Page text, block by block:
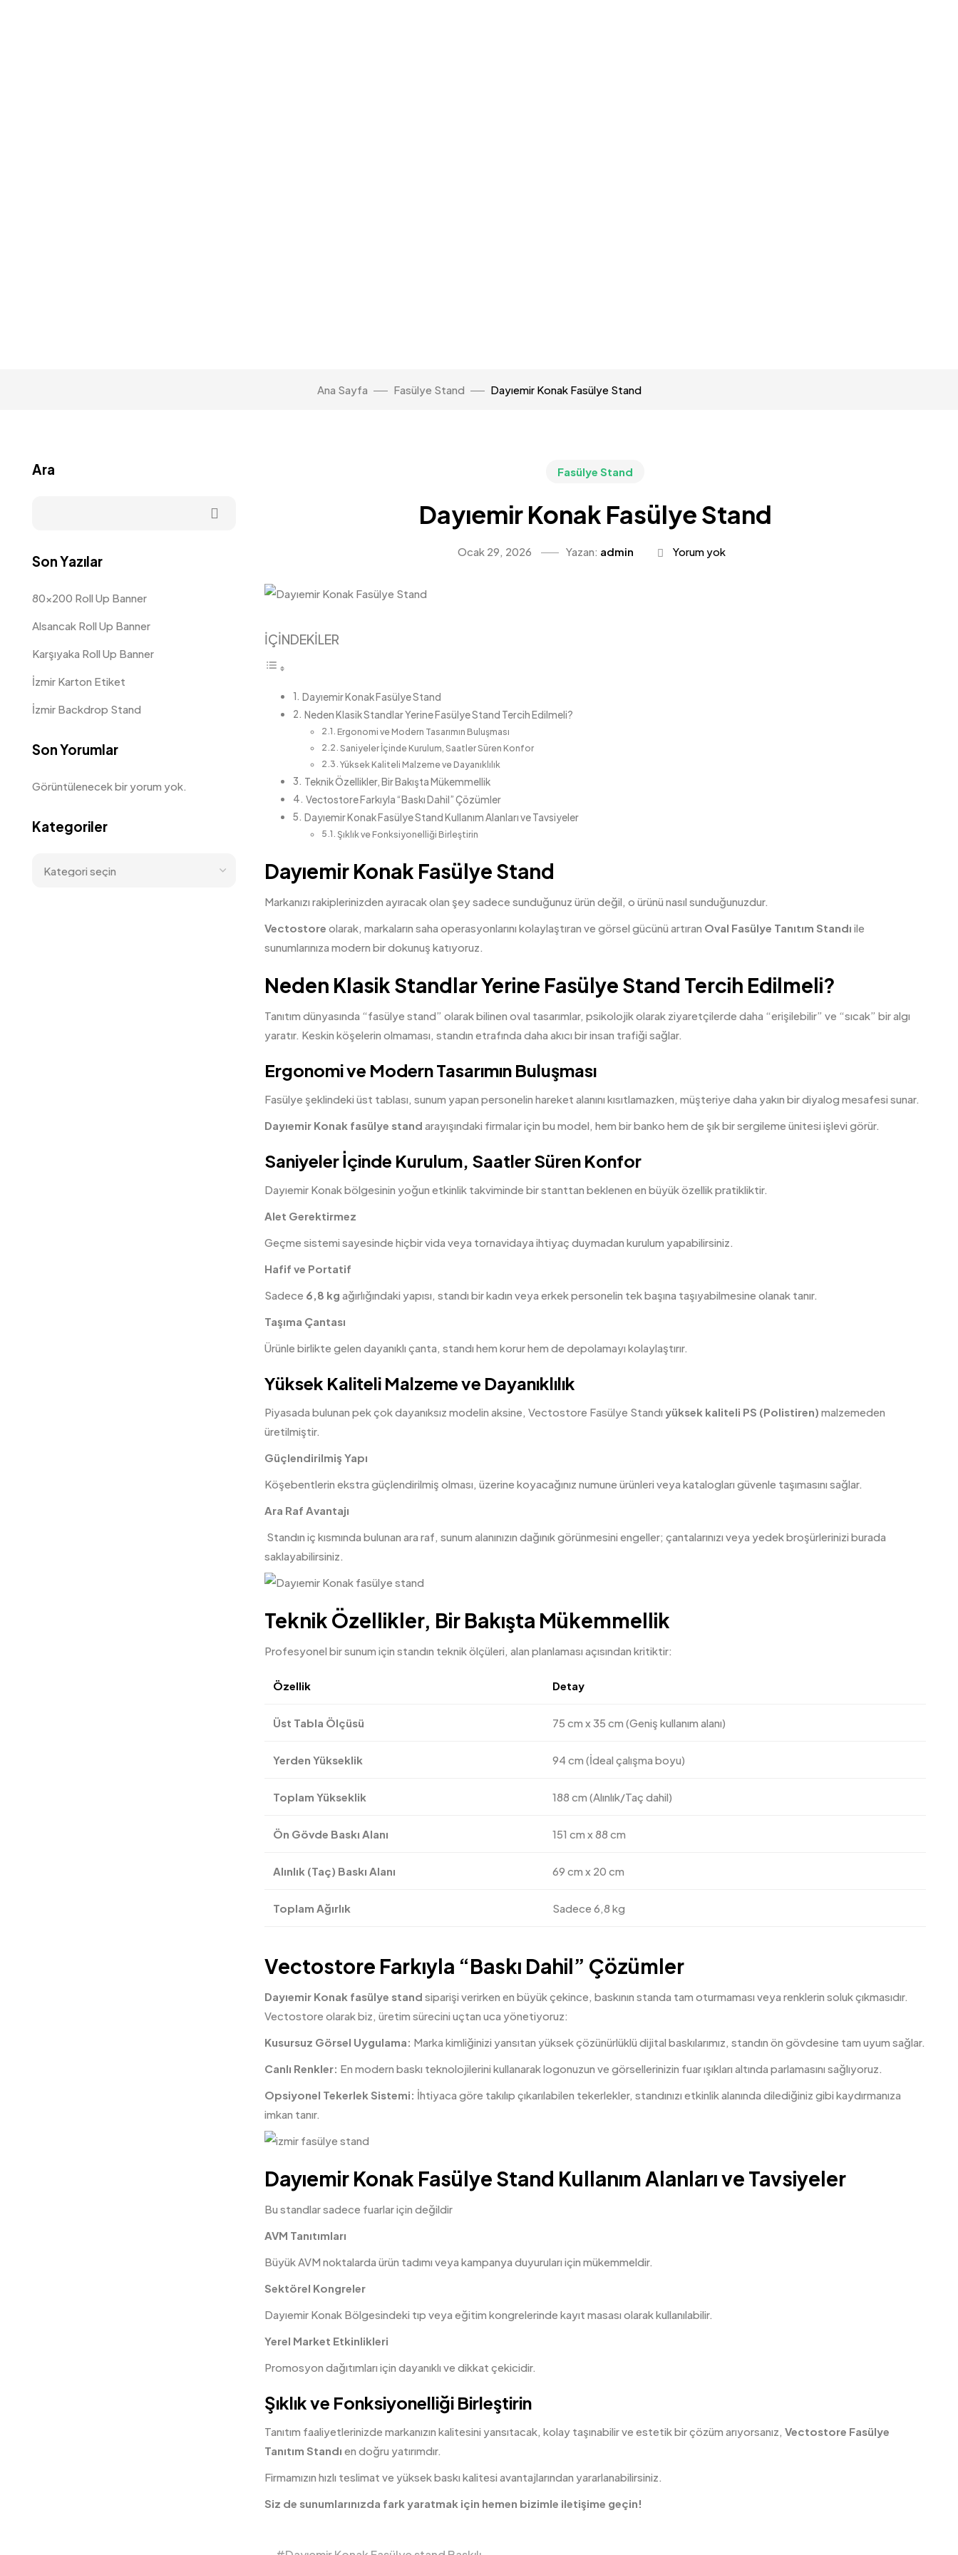
Ana Sayfa Fasülye Stand Dayıemir Konak Fasülye Stand
Fasülye Stand
Dayıemir Konak Fasülye Stand
Ocak 29, 2026 Yazan: admin Yorum yok
İÇİNDEKİLER
Dayıemir Konak Fasülye Stand
Neden Klasik Standlar Yerine Fasülye Stand Tercih Edilmeli?
Ergonomi ve Modern Tasarımın Buluşması
Saniyeler İçinde Kurulum, Saatler Süren Konfor
Yüksek Kaliteli Malzeme ve Dayanıklılık
Teknik Özellikler, Bir Bakışta Mükemmellik
Vectostore Farkıyla “Baskı Dahil” Çözümler
Dayıemir Konak Fasülye Stand Kullanım Alanları ve Tavsiyeler
Şıklık ve Fonksiyonelliği Birleştirin
Dayıemir Konak Fasülye Stand
Markanızı rakiplerinizden ayıracak olan şey sadece sunduğunuz ürün değil, o ürünü nasıl sunduğunuzdur.
Vectostore olarak, markaların saha operasyonlarını kolaylaştıran ve görsel gücünü artıran Oval Fasülye Tanıtım Standı ile
sunumlarınıza modern bir dokunuş katıyoruz.
Neden Klasik Standlar Yerine Fasülye Stand Tercih Edilmeli?
Tanıtım dünyasında “fasülye stand” olarak bilinen oval tasarımlar, psikolojik olarak ziyaretçilerde daha “erişilebilir” ve “sıcak” bir algı
yaratır. Keskin köşelerin olmaması, standın etrafında daha akıcı bir insan trafiği sağlar.
Ergonomi ve Modern Tasarımın Buluşması
Fasülye şeklindeki üst tablası, sunum yapan personelin hareket alanını kısıtlamazken, müşteriye daha yakın bir diyalog mesafesi sunar.
Dayıemir Konak fasülye stand arayışındaki firmalar için bu model, hem bir banko hem de şık bir sergileme ünitesi işlevi görür.
Saniyeler İçinde Kurulum, Saatler Süren Konfor
Dayıemir Konak bölgesinin yoğun etkinlik takviminde bir stanttan beklenen en büyük özellik pratikliktir.
Alet Gerektirmez
Geçme sistemi sayesinde hiçbir vida veya tornavidaya ihtiyaç duymadan kurulum yapabilirsiniz.
Hafif ve Portatif
Sadece 6,8 kg ağırlığındaki yapısı, standı bir kadın veya erkek personelin tek başına taşıyabilmesine olanak tanır.
Taşıma Çantası
Ürünle birlikte gelen dayanıklı çanta, standı hem korur hem de depolamayı kolaylaştırır.
Yüksek Kaliteli Malzeme ve Dayanıklılık
Piyasada bulunan pek çok dayanıksız modelin aksine, Vectostore Fasülye Standı yüksek kaliteli PS (Polistiren) malzemeden
üretilmiştir.
Güçlendirilmiş Yapı
Köşebentlerin ekstra güçlendirilmiş olması, üzerine koyacağınız numune ürünleri veya katalogları güvenle taşımasını sağlar.
Ara Raf Avantajı
Standın iç kısmında bulunan ara raf, sunum alanınızın dağınık görünmesini engeller; çantalarınızı veya yedek broşürlerinizi burada
saklayabilirsiniz.
Teknik Özellikler, Bir Bakışta Mükemmellik
Profesyonel bir sunum için standın teknik ölçüleri, alan planlaması açısından kritiktir:
Özellik Detay
Üst Tabla Ölçüsü 75 cm x 35 cm (Geniş kullanım alanı)
Yerden Yükseklik 94 cm (İdeal çalışma boyu)
Toplam Yükseklik 188 cm (Alınlık/Taç dahil)
Ön Gövde Baskı Alanı 151 cm x 88 cm
Alınlık (Taç) Baskı Alanı 69 cm x 20 cm
Toplam Ağırlık Sadece 6,8 kg
Vectostore Farkıyla “Baskı Dahil” Çözümler
Dayıemir Konak fasülye stand siparişi verirken en büyük çekince, baskının standa tam oturmaması veya renklerin soluk çıkmasıdır.
Vectostore olarak biz, üretim sürecini uçtan uca yönetiyoruz:
Kusursuz Görsel Uygulama: Marka kimliğinizi yansıtan yüksek çözünürlüklü dijital baskılarımız, standın ön gövdesine tam uyum sağlar.
Canlı Renkler: En modern baskı teknolojilerini kullanarak logonuzun ve görsellerinizin fuar ışıkları altında parlamasını sağlıyoruz.
Opsiyonel Tekerlek Sistemi: İhtiyaca göre takılıp çıkarılabilen tekerlekler, standınızı etkinlik alanında dilediğiniz gibi kaydırmanıza
imkan tanır.
Dayıemir Konak Fasülye Stand Kullanım Alanları ve Tavsiyeler
Bu standlar sadece fuarlar için değildir
AVM Tanıtımları
Büyük AVM noktalarda ürün tadımı veya kampanya duyuruları için mükemmeldir.
Sektörel Kongreler
Dayıemir Konak Bölgesindeki tıp veya eğitim kongrelerinde kayıt masası olarak kullanılabilir.
Yerel Market Etkinlikleri
Promosyon dağıtımları için dayanıklı ve dikkat çekicidir.
Şıklık ve Fonksiyonelliği Birleştirin
Tanıtım faaliyetlerinizde markanızın kalitesini yansıtacak, kolay taşınabilir ve estetik bir çözüm arıyorsanız, Vectostore Fasülye
Tanıtım Standı en doğru yatırımdır.
Firmamızın hızlı teslimat ve yüksek baskı kalitesi avantajlarından yararlanabilirsiniz.
Siz de sunumlarınızda fark yaratmak için hemen bizimle iletişime geçin!
Ara
Son Yazılar
80×200 Roll Up Banner
Alsancak Roll Up Banner
Karşıyaka Roll Up Banner
İzmir Karton Etiket
İzmir Backdrop Stand
Son Yorumlar
Görüntülenecek bir yorum yok.
Kategoriler